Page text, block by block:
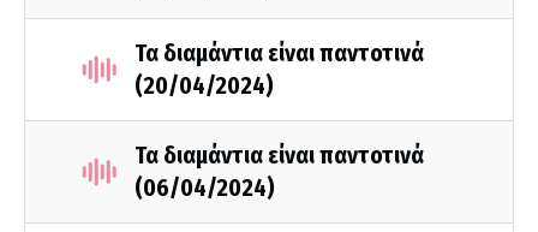
Τα διαμάντια είναι παντοτινά
(20/04/2024)
Τα διαμάντια είναι παντοτινά
(06/04/2024)